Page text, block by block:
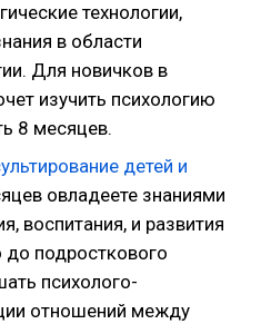
технологии,
в области
Для новичков в
изучить психологию
8 месяцев.
детей и
овладеете знаниями
воспитания, и развития
подросткового
психолого-
отношений между